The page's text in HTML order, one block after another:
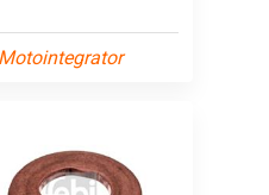
Motointegrator